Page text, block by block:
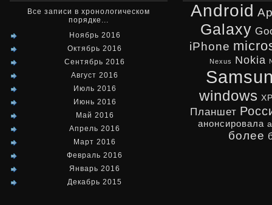
Все записи в хронологическом
порядке...
Ноябрь 2016
Октябрь 2016
Сентябрь 2016
Август 2016
Июль 2016
Июнь 2016
Май 2016
Апрель 2016
Март 2016
Февраль 2016
Январь 2016
Декабрь 2015
Android
Galaxy
iPhone
Nexus Nokia
windows
Планшет
анонсировала
более